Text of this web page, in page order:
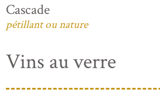
Cascade
pétillant ou nature
Vins au verre